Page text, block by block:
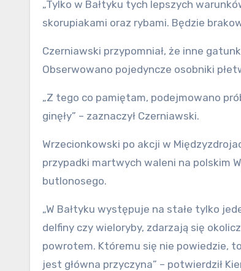
„Tylko w Bałtyku tych lepszych
skorupiakami oraz rybami. Będzie
Czerniawski przypomniał, że inne
Obserwowano pojedyncze osobniki
„Z tego co pamiętam, podejmowano
ginęły” – zaznaczył Czerniawski.
Wrzecionkowski po akcji w
przypadki martwych waleni na polskim
butlonosego.
„W Bałtyku występuje na stałe tylko
delfiny czy wieloryby, zdarzają się
powrotem. Któremu się nie powiedzie,
jest główna przyczyna” – potwierdził